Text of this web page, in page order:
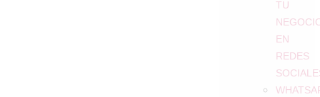
TU
EN
REDES